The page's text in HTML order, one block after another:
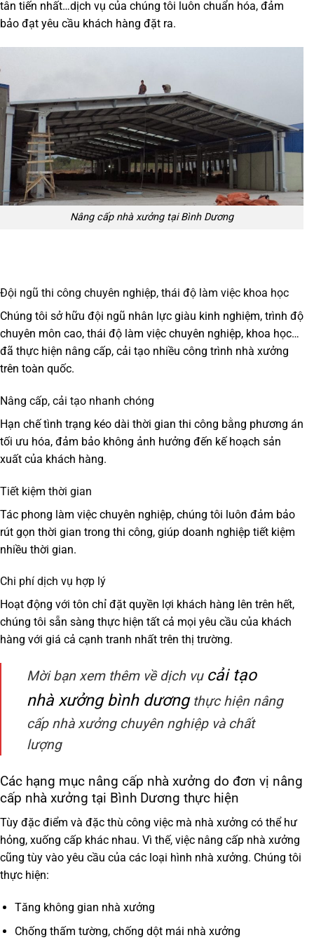
tân tiến nhất…dịch vụ của chúng tôi luôn chuẩn hóa, đảm
bảo đạt yêu cầu khách hàng đặt ra.
Nâng cấp nhà xưởng tại Bình Dương
Đội ngũ thi công chuyên nghiệp, thái độ làm việc khoa học
Chúng tôi sở hữu đội ngũ nhân lực giàu kinh nghiệm, trình độ
chuyên môn cao, thái độ làm việc chuyên nghiệp, khoa học…
đã thực hiện nâng cấp, cải tạo nhiều công trình nhà xưởng
trên toàn quốc.
Nâng cấp, cải tạo nhanh chóng
Hạn chế tình trạng kéo dài thời gian thi công bằng phương án
tối ưu hóa, đảm bảo không ảnh hưởng đến kế hoạch sản
xuất của khách hàng.
Tiết kiệm thời gian
Tác phong làm việc chuyên nghiệp, chúng tôi luôn đảm bảo
rút gọn thời gian trong thi công, giúp doanh nghiệp tiết kiệm
nhiều thời gian.
Chi phí dịch vụ hợp lý
Hoạt động với tôn chỉ đặt quyền lợi khách hàng lên trên hết,
chúng tôi sẵn sàng thực hiện tất cả mọi yêu cầu của khách
hàng với giá cả cạnh tranh nhất trên thị trường.
Mời bạn xem thêm về dịch vụ cải tạo
nhà xưởng bình dươngthực hiện nâng
cấp nhà xưởng chuyên nghiệp và chất
lượng
Các hạng mục nâng cấp nhà xưởng do đơn vị nâng
cấp nhà xưởng tại Bình Dương thực hiện
Tùy đặc điểm và đặc thù công việc mà nhà xưởng có thể hư
hỏng, xuống cấp khác nhau. Vì thế, việc nâng cấp nhà xưởng
cũng tùy vào yêu cầu của các loại hình nhà xưởng. Chúng tôi
thực hiện:
Tăng không gian nhà xưởng
Chống thấm tường, chống dột mái nhà xưởng